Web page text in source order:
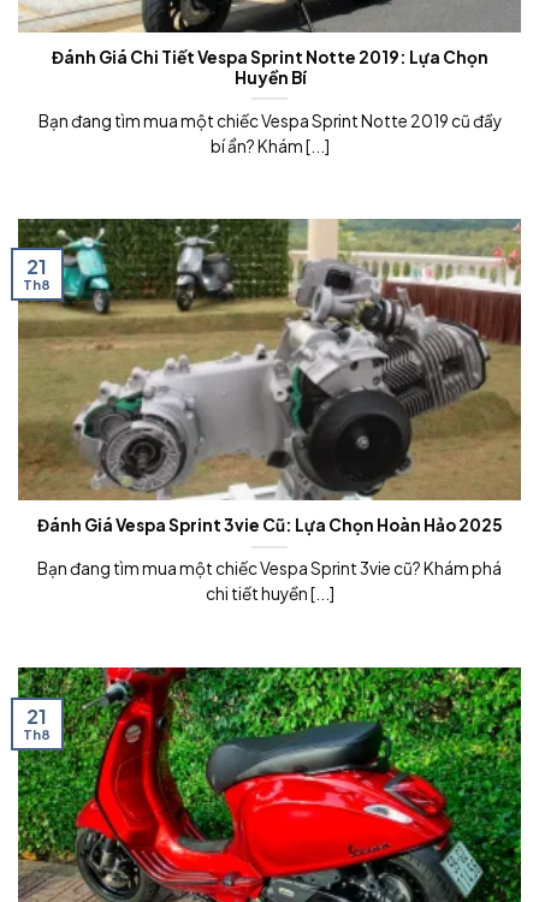
Đánh Giá Chi Tiết Vespa Sprint Notte 2019: Lựa Chọn
Huyền Bí
Bạn đang tìm mua một chiếc Vespa Sprint Notte 2019 cũ đầy
bí ẩn? Khám [...]
Đánh Giá Vespa Sprint 3vie Cũ: Lựa Chọn Hoàn Hảo 2025
Bạn đang tìm mua một chiếc Vespa Sprint 3vie cũ? Khám phá
chi tiết huyền [...]
21
Th8
21
Th8